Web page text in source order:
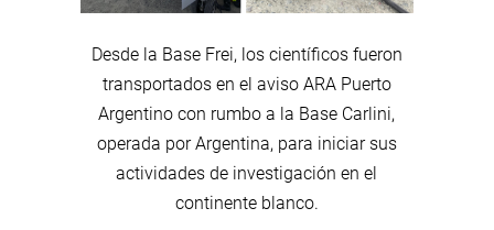
Desde la Base Frei, los científicos fueron
transportados en el aviso ARA Puerto
Argentino con rumbo a la Base Carlini,
operada por Argentina, para iniciar sus
actividades de investigación en el
continente blanco.